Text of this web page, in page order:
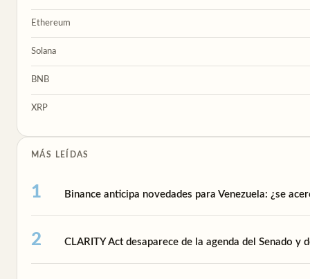
Ethereum
Solana
BNB
XRP
MÁS LEÍDAS
Binance anticipa novedades para Venezuela: ¿se
CLARITY Act desaparece de la agenda del Senado